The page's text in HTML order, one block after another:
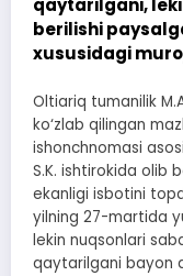
qaytarilgani,
berilishi
xususidagi
Oltiariq tumanilik
ko‘zlab qilingan
ishonchnomasi
S.K. ishtirokida olib
ekanligi isbotini
yilning 27-martida
lekin nuqsonlari
qaytarilgani bayon